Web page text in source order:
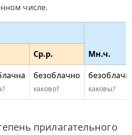
числе.
Мн.ч.
Ср.р.
безоблачно
каково? каковы?
прилагательного